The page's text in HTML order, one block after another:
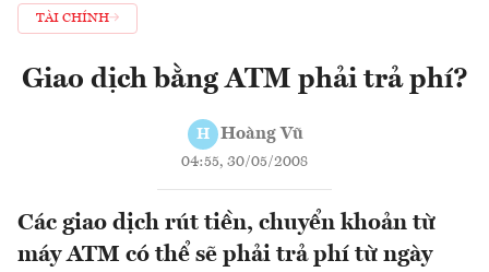
TÀI CHÍNH
Giao dịch bằng ATM phải trả phí?
H Hoàng Vũ
04:55, 30/05/2008
Các giao dịch rút tiền, chuyển khoản từ
máy ATM có thể sẽ phải trả phí từ ngày